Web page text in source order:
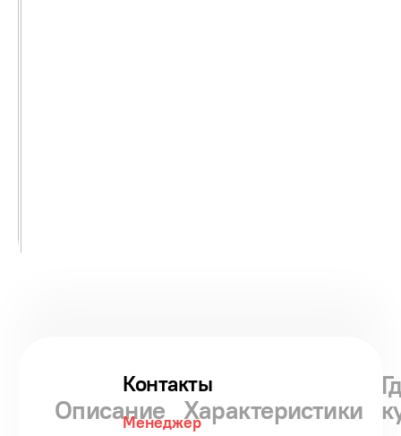
Описание Характеристики
Контакты
Менеджер